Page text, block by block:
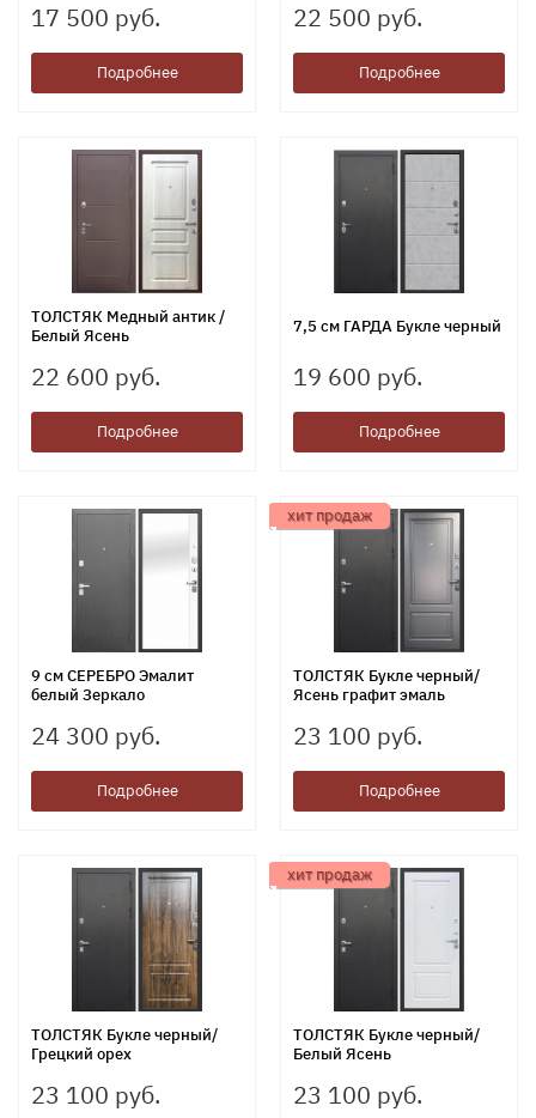
17 500 руб.
Подробнее
22 500 руб.
Подробнее
ТОЛСТЯК Медный антик /
Белый Ясень
22 600 руб.
Подробнее
7,5 см ГАРДА Букле черный
19 600 руб.
Подробнее
9 см СЕРЕБРО Эмалит
белый Зеркало
24 300 руб.
Подробнее
хит продаж
ТОЛСТЯК Букле черный/
Ясень графит эмаль
23 100 руб.
Подробнее
ТОЛСТЯК Букле черный/
Грецкий орех
23 100 руб.
хит продаж
ТОЛСТЯК Букле черный/
Белый Ясень
23 100 руб.